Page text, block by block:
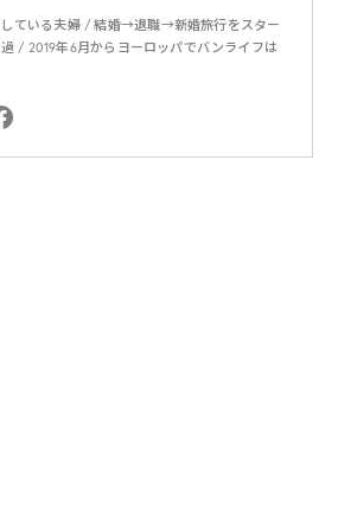
をしている夫婦 / 結婚→退職→新婚旅行をスター
/ 2019年6月からヨーロッパでバンライフは